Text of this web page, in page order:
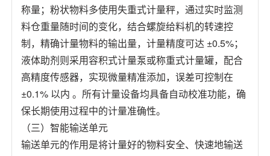
称量；粉状物料多使用失重式计量秤，通过实时监测
料仓重量随时间的变化，结合螺旋给料机的转速控
制，精确计量物料的输出量，计量精度可达 ±0.5%；
液体助剂则采用容积式计量泵或称重式计量罐，配合
高精度传感器，实现微量精准添加，误差可控制在
±0.1% 以内 。所有计量设备均具备自动校准功能，确
保长期使用过程中的计量准确性。
（三）智能输送单元
输送单元的作用是将计量好的物料安全、快速地输送